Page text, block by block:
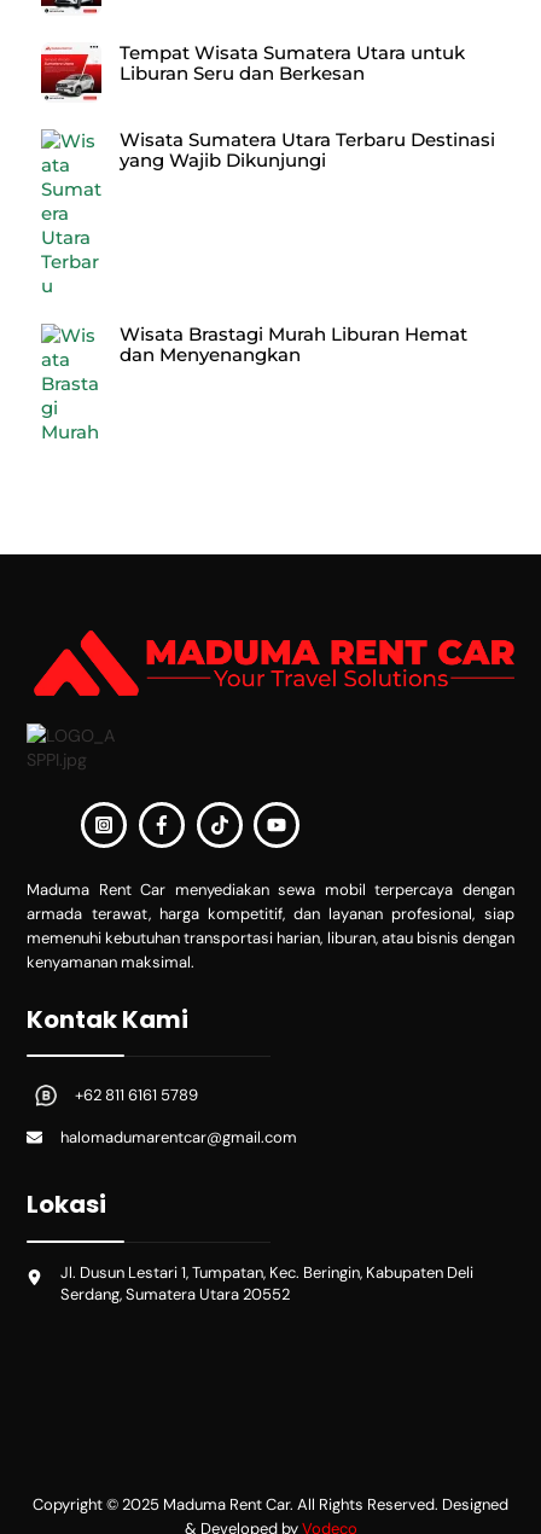
Tempat Wisata Sumatera Utara untuk
Liburan Seru dan Berkesan
Wisata Sumatera Utara Terbaru Destinasi
yang Wajib Dikunjungi
Wisata Brastagi Murah Liburan Hemat
dan Menyenangkan
Maduma Rent Car menyediakan sewa mobil terpercaya dengan
armada terawat, harga kompetitif, dan layanan profesional, siap
memenuhi kebutuhan transportasi harian, liburan, atau bisnis dengan
kenyamanan maksimal.
Kontak Kami
+62 811 6161 5789
halomadumarentcar@gmail.com
Lokasi
Jl. Dusun Lestari 1, Tumpatan, Kec. Beringin, Kabupaten Deli
Serdang, Sumatera Utara 20552
Copyright © 2025 Maduma Rent Car. All Rights Reserved. Designed
& Developed byVodeco